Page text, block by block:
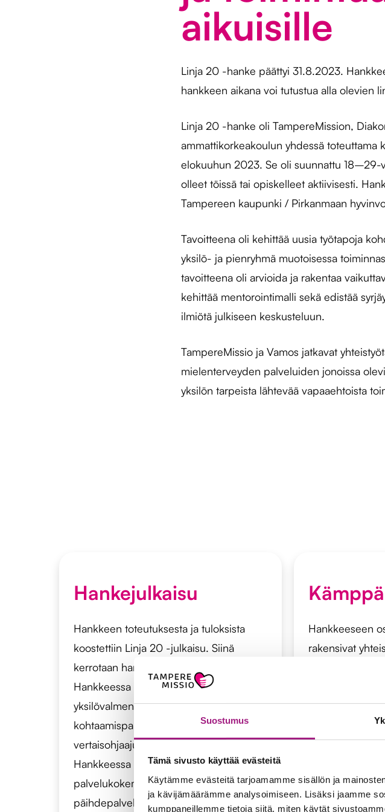
Suostumus
Tämä sivusto käyttää evästeitä
Käytämme evästeitä tarjoamamme sisällön ja
ja kävijämäärämme analysoimiseen. Lisäksi jaamme
kumppaneillemme tietoja siitä, miten käytät
aikuisille
Linja 20 -hanke päättyi 31.8.2023.
hankkeen aikana voi tutustua alla olevien
Linja 20 -hanke oli TampereMission,
ammattikorkeakoulun yhdessä toteuttama
elokuuhun 2023. Se oli suunnattu 18–29-
olleet töissä tai opiskelleet aktiivisesti.
Tampereen kaupunki / Pirkanmaan
Tavoitteena oli kehittää uusia työtapoja
yksilö- ja pienryhmä muotoisessa
tavoitteena oli arvioida ja rakentaa
kehittää mentorointimalli sekä edistää
ilmiötä julkiseen keskusteluun.
TampereMissio ja Vamos jatkavat
mielenterveyden palveluiden jonoissa
yksilön tarpeista lähtevää vapaaehtoista
Hankejulkaisu
Hankkeen toteutuksesta ja tuloksista
koostettiin Linja 20 -julkaisu. Siinä
kerrotaan hankkeen toimintatavoista.
Hankkeessa mallinnettiin
yksilövalmennus,
kohtaamispaikkatoiminta,
vertaisohjaajuus ja mentortoiminta.
Hankkeessa selvitettiin nuorten
palvelukokemuksia mielenterveys ja
päihdepalveluista ja luotiin sosiaalisen
Hankkeeseen
rakensivat
kuvasivat omaa
kokemuksiaan
Installaatio
toteutettiin
osallistuneille